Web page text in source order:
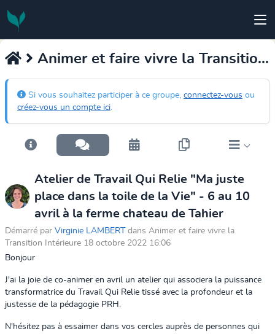
Animer et faire vivre la Transition Intérieure
Si vous souhaitez participer à ce groupe, connectez-vous ou
créez-vous un compte ici.
Atelier de Travail Qui Relie "Ma juste
place dans la toile de la Vie" - 6 au 10
avril à la ferme chateau de Tahier
Démarré par Virginie LAMBERT dans Animer et faire vivre la
Transition Intérieure 18 octobre 2022 16:06
Bonjour
J'ai la joie de co-animer en avril un atelier qui associera la puissance
transformatrice du Travail Qui Relie tissé avec la profondeur et la
justesse de la pédagogie PRH.
N'hésitez pas à essaimer dans vos cercles auprès de personnes qui